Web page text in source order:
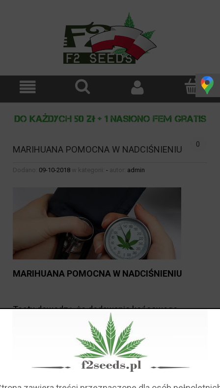
MARIHUANA POMOCNA W NADCIŚNIENIU 0
Dodano: 09-10-2018 w kategorii: - autor: admin
MARIHUANA POMOCNA W NADCIŚNIENIU
Testy dowodzą, że dodawanie końcowego
produktu z nasion cannabis - marihuany do
codziennej diety pomaga w leczeniu jak i
powstrzymaniu nadciśnienia tętniczego.
Badacze z Uniwersytetu w Manitoba żywią
nadzieję, że o wiele bezpieczniejszą opcją w
leczeniu nadciśnienia od przepisywanych na tą